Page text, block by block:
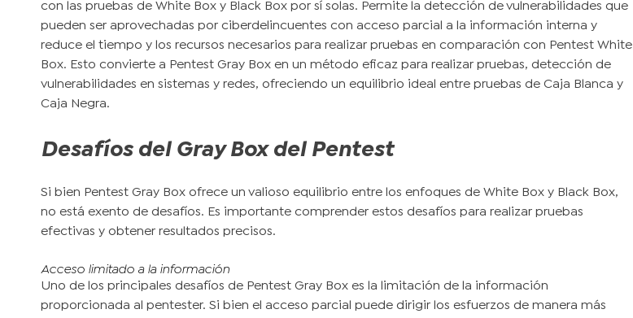
con las pruebas de White Box y Black Box por sí solas. Permite la detección de vulnerabilidades que
pueden ser aprovechadas por ciberdelincuentes con acceso parcial a la información interna y
reduce el tiempo y los recursos necesarios para realizar pruebas en comparación con Pentest White
Box. Esto convierte a Pentest Gray Box en un método eficaz para realizar pruebas, detección de
vulnerabilidades en sistemas y redes, ofreciendo un equilibrio ideal entre pruebas de Caja Blanca y
Caja Negra.
Desafíos del Gray Box del Pentest
Si bien Pentest Gray Box ofrece un valioso equilibrio entre los enfoques de White Box y Black Box,
no está exento de desafíos. Es importante comprender estos desafíos para realizar pruebas
efectivas y obtener resultados precisos.
Acceso limitado a la información
Uno de los principales desafíos de Pentest Gray Box es la limitación de la información
proporcionada al pentester. Si bien el acceso parcial puede dirigir los esfuerzos de manera más